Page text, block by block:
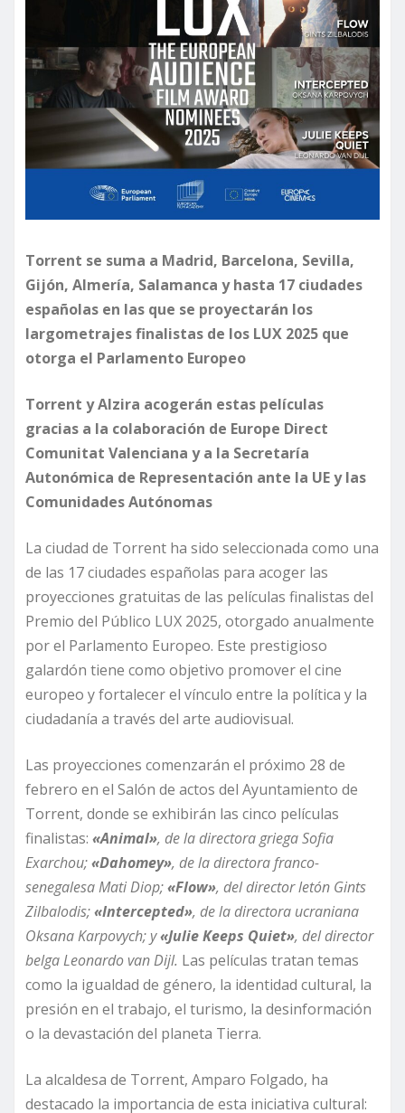
Torrent se suma a Madrid, Barcelona, Sevilla,
Gijón, Almería, Salamanca y hasta 17 ciudades
españolas en las que se proyectarán los
largometrajes finalistas de los LUX 2025 que
otorga el Parlamento Europeo
Torrent y Alzira acogerán estas películas
gracias a la colaboración de Europe Direct
Comunitat Valenciana y a la Secretaría
Autonómica de Representación ante la UE y las
Comunidades Autónomas
La ciudad de Torrent ha sido seleccionada como una
de las 17 ciudades españolas para acoger las
proyecciones gratuitas de las películas finalistas del
Premio del Público LUX 2025, otorgado anualmente
por el Parlamento Europeo. Este prestigioso
galardón tiene como objetivo promover el cine
europeo y fortalecer el vínculo entre la política y la
ciudadanía a través del arte audiovisual.
Las proyecciones comenzarán el próximo 28 de
febrero en el Salón de actos del Ayuntamiento de
Torrent, donde se exhibirán las cinco películas
finalistas: «Animal», de la directora griega Sofia
Exarchou;«Dahomey», de la directora franco-
senegalesa Mati Diop;«Flow», del director letón Gints
Zilbalodis;«Intercepted», de la directora ucraniana
Oksana Karpovych; y«Julie Keeps Quiet», del director
belga Leonardo van Dijl. Las películas tratan temas
como la igualdad de género, la identidad cultural, la
presión en el trabajo, el turismo, la desinformación
o la devastación del planeta Tierra.
La alcaldesa de Torrent, Amparo Folgado, ha
destacado la importancia de esta iniciativa cultural: